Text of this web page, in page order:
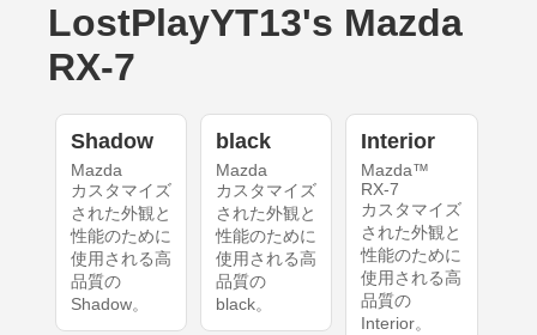
LostPlayYT13's Mazda
RX-7
Shadow
Mazda
カスタマイズ
された外観と
性能のために
使用される高
品質の
Shadow。
black
Mazda
カスタマイズ
された外観と
性能のために
使用される高
品質の
black。
Interior
Mazda™
RX-7
カスタマイズ
された外観と
性能のために
使用される高
品質の
Interior。